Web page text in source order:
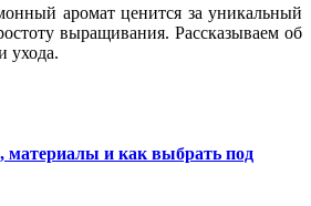
аромат ценится за уникальный
выращивания. Рассказываем об
ухода.
и как выбрать под